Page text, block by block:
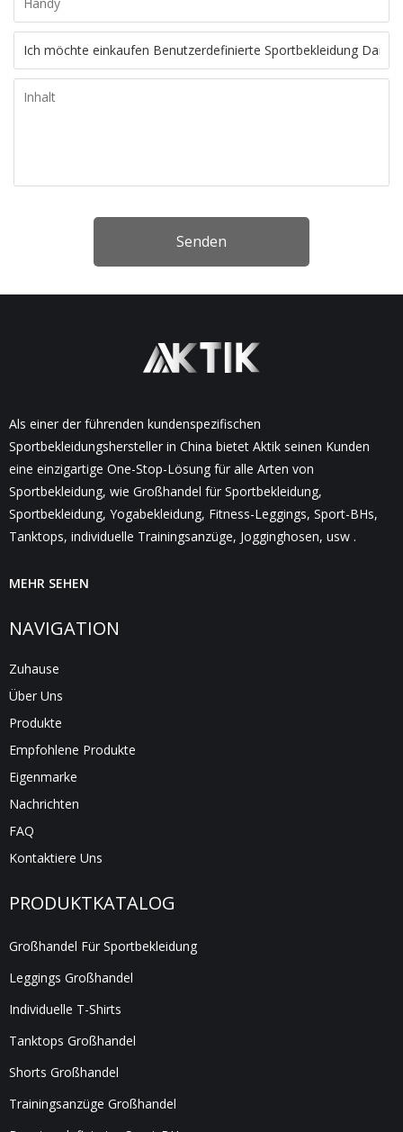
Senden
Als einer der führenden kundenspezifischen
Sportbekleidungshersteller in China bietet Aktik seinen Kunden
eine einzigartige One-Stop-Lösung für alle Arten von
Sportbekleidung, wie Großhandel für Sportbekleidung,
Sportbekleidung, Yogabekleidung, Fitness-Leggings, Sport-BHs,
Tanktops, individuelle Trainingsanzüge, Jogginghosen, usw .
MEHR SEHEN
NAVIGATION
Zuhause
Über Uns
Produkte
Empfohlene Produkte
Eigenmarke
Nachrichten
FAQ
Kontaktiere Uns
PRODUKTKATALOG
Großhandel Für Sportbekleidung
Leggings Großhandel
Individuelle T-Shirts
Tanktops Großhandel
Shorts Großhandel
Trainingsanzüge Großhandel